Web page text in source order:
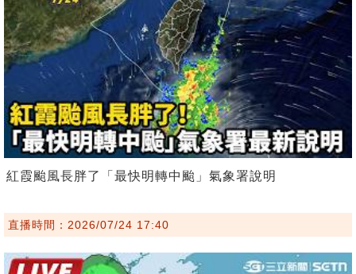
紅霞颱風長胖了「最快明轉中颱」氣象署說明
直播時間：2026/07/24 17:40